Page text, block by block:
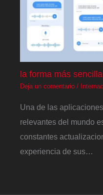
la forma más
Deja un comentario /
Una de las
relevantes del mundo
constantes
experiencia de sus…